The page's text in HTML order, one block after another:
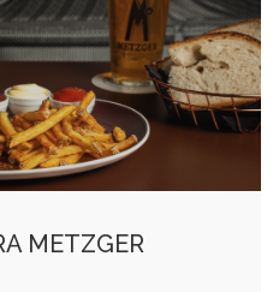
METZGER